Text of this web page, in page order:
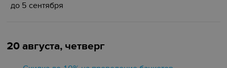
до 5 сентября
20 августа, четверг